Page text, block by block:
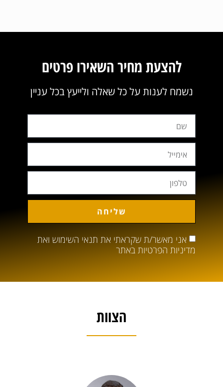
להצעת מחיר השאירו פרטים
נשמח לענות על כל שאלה ולייעץ בכל עניין
אני מאשר/ת שקראתי את תנאי השימושואת
מדיניות הפרטיות באתר
שליחה
הצוות